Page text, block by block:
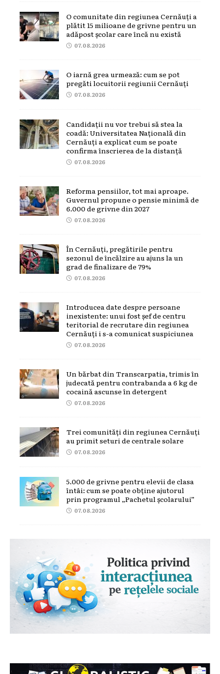
O comunitate din regiunea Cernăuți a
plătit 15 milioane de grivne pentru un
adăpost școlar care încă nu există
07.08.2026
O iarnă grea urmează: cum se pot
pregăti locuitorii regiunii Cernăuți
07.08.2026
Candidații nu vor trebui să stea la
coadă: Universitatea Națională din
Cernăuți a explicat cum se poate
confirma înscrierea de la distanță
07.08.2026
Reforma pensiilor, tot mai aproape.
Guvernul propune o pensie minimă de
6.000 de grivne din 2027
07.08.2026
În Cernăuți, pregătirile pentru
sezonul de încălzire au ajuns la un
grad de finalizare de 79%
07.08.2026
Introducea date despre persoane
inexistente: unui fost șef de centru
teritorial de recrutare din regiunea
Cernăuți i s-a comunicat suspiciunea
07.08.2026
Un bărbat din Transcarpatia, trimis în
judecată pentru contrabanda a 6 kg de
cocaină ascunse în detergent
07.08.2026
Trei comunități din regiunea Cernăuți
au primit seturi de centrale solare
07.08.2026
5.000 de grivne pentru elevii de clasa
întâi: cum se poate obține ajutorul
prin programul „Pachetul școlarului”
07.08.2026